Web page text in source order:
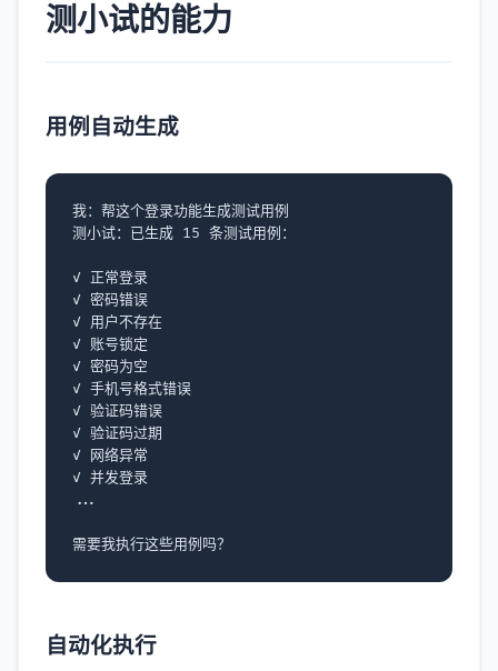
测小试的能力
用例自动生成
我：帮这个登录功能生成测试用例
测小试：已生成 15 条测试用例：
✓ 正常登录
✓ 密码错误
✓ 用户不存在
✓ 账号锁定
✓ 密码为空
✓ 手机号格式错误
✓ 验证码错误
✓ 验证码过期
✓ 网络异常
✓ 并发登录
...
自动化执行